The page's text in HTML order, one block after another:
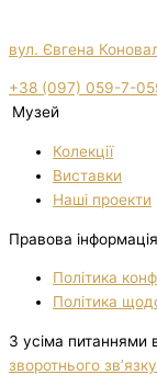
вул. Євгена
+38 (097) 059-7-
Музей
Колекції
Виставки
Нашi проекти
Правова інформація
Політика
Політика
З усіма питаннями
зворотнього зв’язку